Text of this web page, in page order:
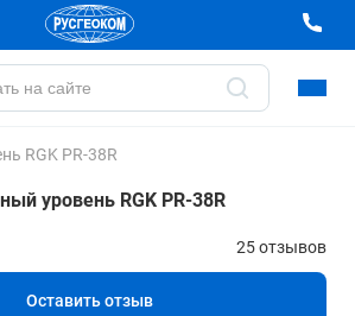
RGK PR-38R
уровень RGK PR-38R
25 отзывов
Оставить отзыв